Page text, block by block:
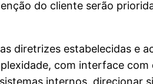
do cliente serão
diretrizes estabelecidas e
com interface
internos, direcionar